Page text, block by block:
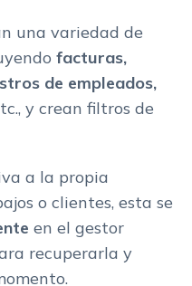
una variedad de
facturas,
de empleados,
y crean filtros de
a la propia
o clientes, esta se
en el gestor
recuperarla y